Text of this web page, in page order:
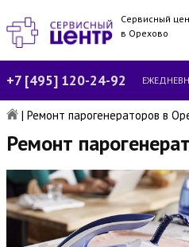
Сервисный
в Орехово
+7 [495] 120-24-92
| Ремонт парогенераторов в
Ремонт